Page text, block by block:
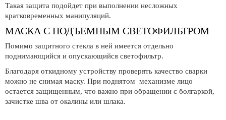
Такая защита подойдет при выполнении несложных
кратковременных манипуляций.
МАСКА С ПОДЪЕМНЫМ СВЕТОФИЛЬТРОМ
Помимо защитного стекла в ней имеется отдельно
поднимающийся и опускающийся светофильтр.
Благодаря откидному устройству проверять качество сварки
можно не снимая маску. При поднятом механизме лицо
остается защищенным, что важно при обращении с болгаркой,
зачистке шва от окалины или шлака.